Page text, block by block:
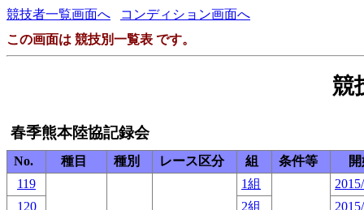
競技者一覧画面へ
コンディション画面へ
この画面は 競技別一覧表 です。
競
春季熊本陸協記録会
No. 種目 種別 レース区分 組 条件等
119
1組
120
2組